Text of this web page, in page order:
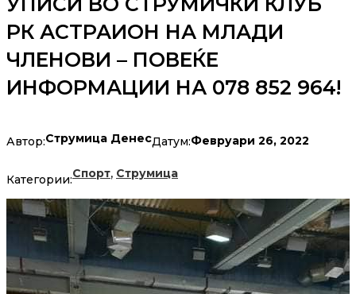
РК АСТРАИОН НА МЛАДИ
ЧЛЕНОВИ – ПОВЕЌЕ
ИНФОРМАЦИИ НА 078 852 964!
Автор:Струмица ДенесДатум:Февруари 26, 2022
Категории:Спорт, Струмица